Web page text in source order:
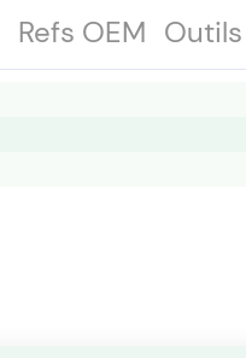
Refs OEM